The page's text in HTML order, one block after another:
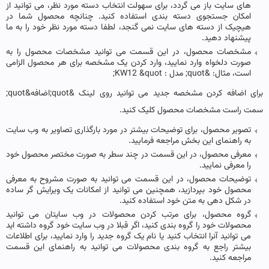
های سایت باز می گردد، برای سهولت انتخاب دسته مورد نظر، می توانید از
امکان جستجوی دسته بندی استفاده کنید. چنانچه محصول شما در
هیچیک از دسته های سایت نمی گنجد، لطفا دسته مورد نظر خود را به ما
پیشنهاد دهید.
مشخصات محصول، در این قسمت می توانید مشخصات محصول را به
صورت دلخواه وارد نمایید، وارد کردن یک مشخصه برای هر محصول الزامی
است، مثال: &quot; مدل : KW12 &quot;
برای اضافه کردن مشخصه جدید می توانید روی لینک &quot;اضافه&quot;
سمت راست مشخصات محصول کلیک کنید.
تصویر محصول، برای توضیحات بیشتر در مورد بارگذاری تصاویر به وب سایت
به راهنمای این بخش مراجعه فرمایید.
معرفی محصول، در این قسمت در چند سطر به صورت مختصر محصول خود
را معرفی نمایید.
توضیحات محصول، در این قسمت می توانید به صورت مشروح به معرفی
محصول خود بپردازید، همچنین می توانید از امکانات یک ویرایش گر ساده
در شکل دهی به متن خود استفاده کنید.
گروه محصول، برای مرتب کردن محصولات در وب سایتان می توانید
محصولات خود را گروه بندی کنید، اگر قبلا در وب سایت خود گروه داشته اید
می توانید آنرا انتخاب کنید یا نام یک گروه جدید را وارد نمایید، برای اطلاعات
بیشتر راجع به گروه بندی محصولات می توانید به راهنمای این قسمت
مراجعه کنید.